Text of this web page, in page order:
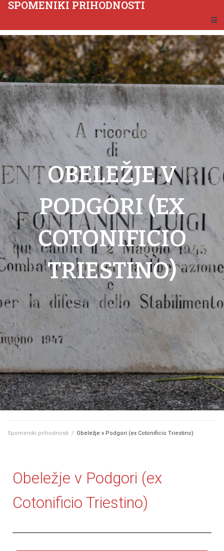
SPOMENIKI PRIHODNOSTI
OBELEŽJE V
PODGORI (EX
COTONIFICIO
TRIESTINO)
Spomeniki prihodnosti / Obeležje v Podgori (ex Cotonificio Triestino)
Obeležje v Podgori (ex
Cotonificio Triestino)